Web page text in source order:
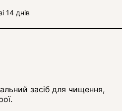
14 днів
засіб для чищення,